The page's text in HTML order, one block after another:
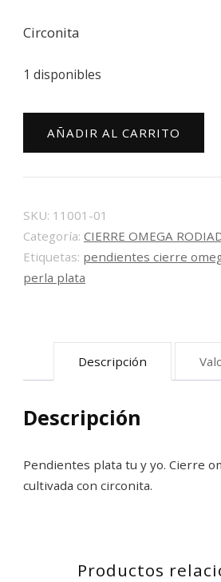
Circonita
1 disponibles
Pendientes
plata
yo
11001-
01
cantidad
AÑADIR AL CARRITO
SKU: 11001-01
Categoría: CIERRE OMEGA
Etiquetas: pendientes cierre
perla plata
Descripción
Descripción
Pendientes plata tu y yo. Cierre
cultivada con circonita.
Productos